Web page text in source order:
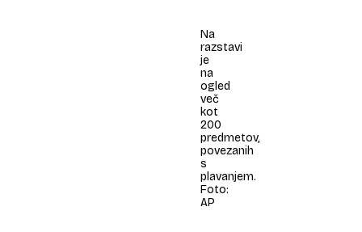
Na
razstavi
je
na
ogled
več
kot
200
predmetov,
povezanih
s
plavanjem.
Foto:
AP